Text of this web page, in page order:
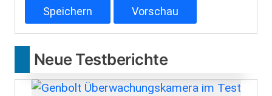
Neue Testberichte